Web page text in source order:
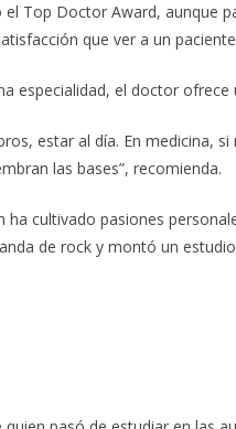
Top Doctor Award, aunque
que ver a un
especialidad, el doctor ofrece
estar al día. En medicina,
las bases”, recomienda.
ha cultivado pasiones
de rock y montó un